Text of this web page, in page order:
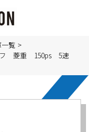
覧 >
フ 菱重 150ps 5速